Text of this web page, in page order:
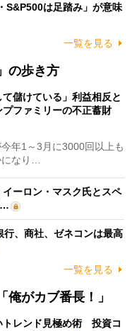
S&P500は足踏み」が意味
一覧を見る
の歩き方
て儲けている」利益相反と
ファミリーの不正蓄財
年1～3月に3000回以上も
なり…
イーロン・マスク氏とスペ
…
行、商社、ゼネコンは最高
一覧を見る
がカブ番長！」
トレンド見極め術 投資コ